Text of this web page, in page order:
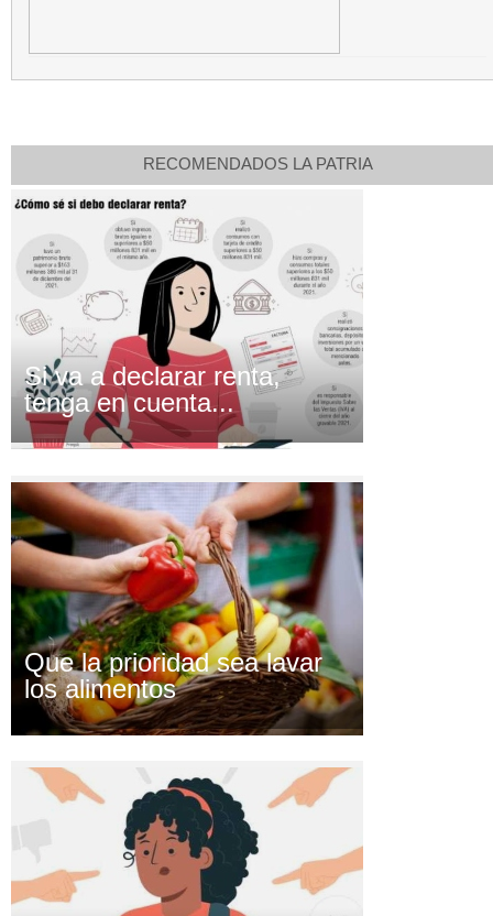
RECOMENDADOS LA PATRIA
Si va a declarar renta,
tenga en cuenta...
Que la prioridad sea lavar
los alimentos